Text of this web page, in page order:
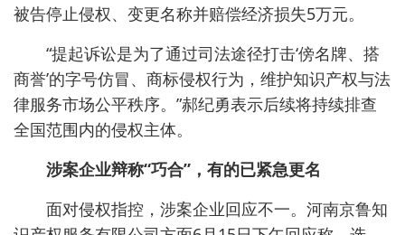
在递交至济南、济宁、郑州三地法院的诉讼中，
12月）、“山东京鲁法律咨询有限公司”（成立于2023
年2月）以及“河南京鲁知识产权服务有限公司”（成立
于2021年12月），主营业务均涵盖法律咨询或知识
产权服务。而在递交至曹县人民法院的诉讼中，被诉
的“曹县京鲁法律咨询中心”（个体工商户）成立于
4月10日才将字号由“曹县曹城办事处良合法律咨询服